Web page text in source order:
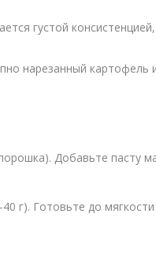
густой
нарезанный картофель
Добавьте пасту
г). Готовьте до